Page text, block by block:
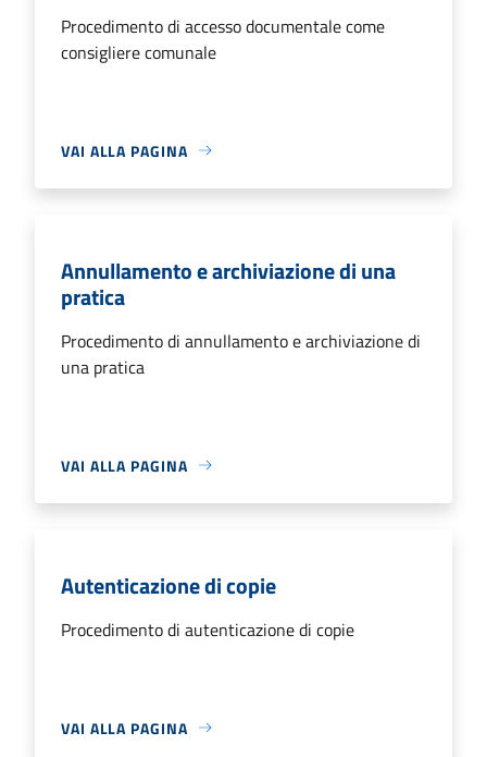
Procedimento di accesso documentale come
consigliere comunale
VAI ALLA PAGINA
Annullamento e archiviazione di una
pratica
Procedimento di annullamento e archiviazione di
una pratica
VAI ALLA PAGINA
Autenticazione di copie
Procedimento di autenticazione di copie
VAI ALLA PAGINA